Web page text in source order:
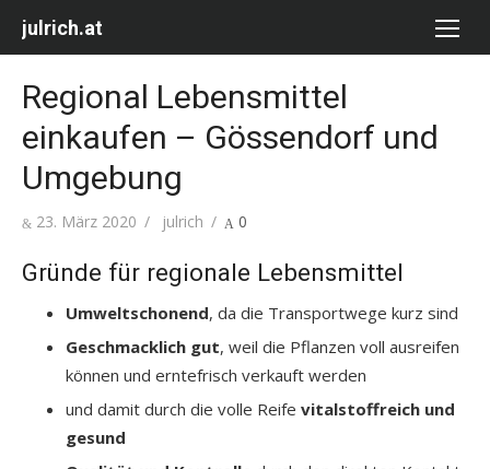
julrich.at
Regional Lebensmittel
einkaufen – Gössendorf und
Umgebung
Posted
23. März 2020 Author
julrich 0
Gründe für regionale Lebensmittel
Umweltschonend, da die Transportwege kurz sind
Geschmacklich gut, weil die Pflanzen voll ausreifen
können und erntefrisch verkauft werden
und damit durch die volle Reife vitalstoffreich und
gesund